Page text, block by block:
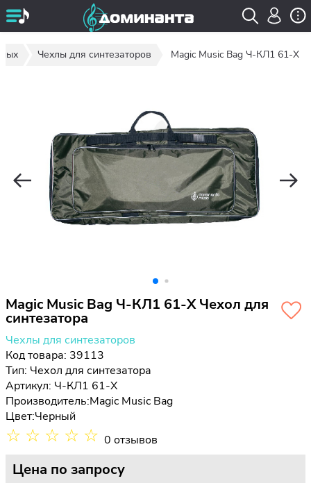
Чехлы для синтезаторов Magic Music Bag Ч-КЛ1 61-Х
Magic Music Bag Ч-КЛ1 61-Х Чехол для
синтезатора
Чехлы для синтезаторов
Код товара: 39113
Тип: Чехол для синтезатора
Артикул: Ч-КЛ1 61-Х
Производитель:Magic Music Bag
Цвет:Черный
☆ ☆ ☆ ☆ ☆ 0 отзывов
Цена по запросу